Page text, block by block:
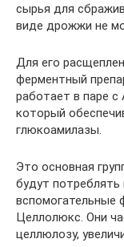
сырья для
виде дрожжи не
Для его
ферментный
работает в паре
который
глюкоамилазы.
Это основная
будут
вспомогательные
Целлолюкс. Они
целлюлозу,